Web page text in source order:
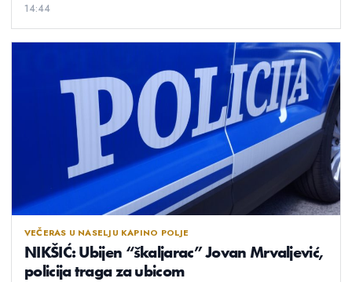
14:44
VEČERAS U NASELJU KAPINO POLJE
NIKŠIĆ: Ubijen “škaljarac” Jovan Mrvaljević,
policija traga za ubicom